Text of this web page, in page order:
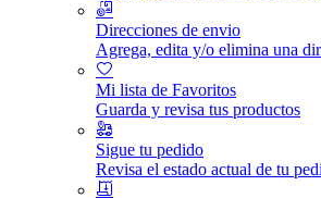
Direcciones de envio
Agrega, edita y/o elimina una
Mi lista de Favoritos
Guarda y revisa tus productos
Sigue tu pedido
Revisa el estado actual de tu